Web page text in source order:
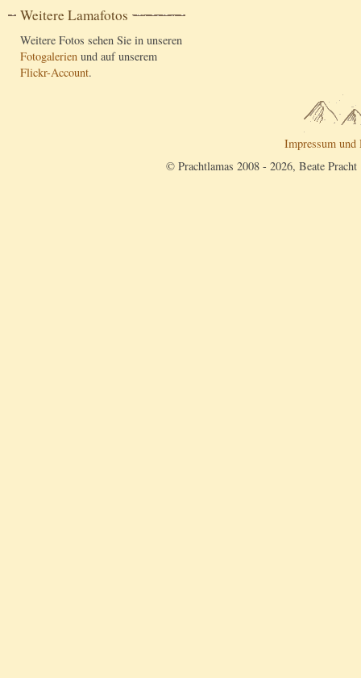
Weitere Lamafotos
Weitere Fotos sehen Sie in unseren
Fotogalerien und auf unserem
Flickr-Account.
Impressum und
© Prachtlamas 2008 - 2026, Beate Pracht